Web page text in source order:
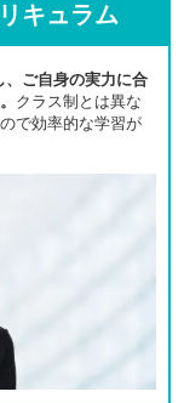
キュラム
、ご自身の実力に合
クラス制とは異な
で効率的な学習が